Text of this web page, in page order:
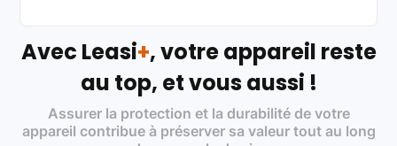
Avec Leasi+, votre appareil reste
au top, et vous aussi !
Assurer la protection et la durabilité de votre
appareil contribue à préserver sa valeur tout au long